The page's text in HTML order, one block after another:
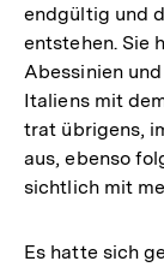
endgültig und
entstehen. Sie
Abessinien
Italiens mit
trat übrigens,
aus, ebenso
sichtlich mit
Es hatte sich